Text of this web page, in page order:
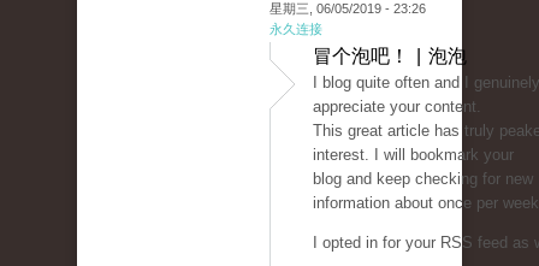
星期三, 06/05/2019 - 23:26
永久连接
冒个泡吧！ | 泡泡
I blog quite often and I genuinely
appreciate your content.
This great article has truly
interest. I will bookmark your
blog and keep checking for new
information about once per
I opted in for your RSS feed as